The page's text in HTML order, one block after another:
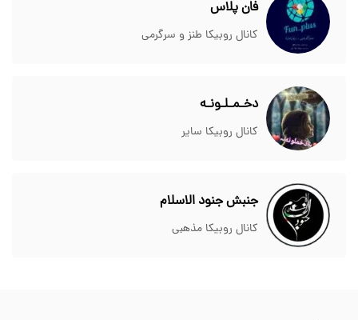
فان پلاس
کانال روبیکا طنز و سرگرمی
دخـمـلـونـه
کانال روبیکا سایر
جنبش جنود الاسلام
کانال روبیکا مذهبی